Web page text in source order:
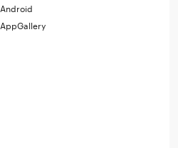
Android
AppGallery